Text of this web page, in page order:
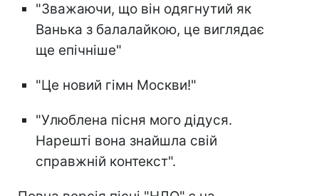
"Зважаючи, що він одягнутий як
Ванька з балалайкою, це виглядає
ще епічніше"
"Це новий гімн Москви!"
"Улюблена пісня мого дідуся.
Нарешті вона знайшла свій
справжній контекст".